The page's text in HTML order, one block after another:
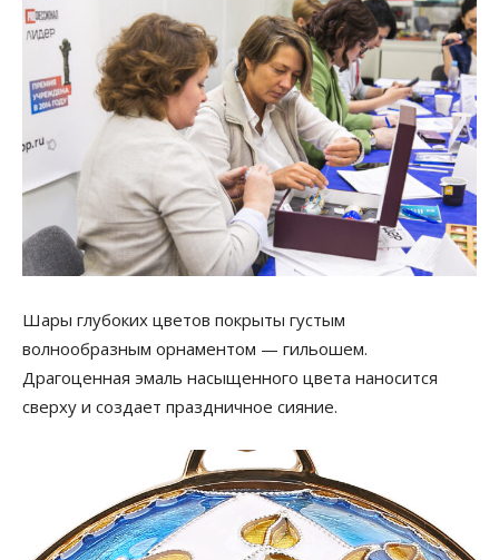
Шары глубоких цветов покрыты густым
волнообразным орнаментом — гильошем.
Драгоценная эмаль насыщенного цвета наносится
сверху и создает праздничное сияние.